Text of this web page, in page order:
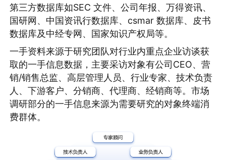
第三方数据库如SEC 文件、公司年报、万得资讯、
国研网、中国资讯行数据库、csmar 数据库、皮书
数据库及中经专网、国家知识产权局等。
一手资料来源于研究团队对行业内重点企业访谈获
取的一手信息数据，主要采访对象有公司CEO、营
销/销售总监、高层管理人员、行业专家、技术负责
人、下游客户、分销商、代理商、经销商等。市场
调研部分的一手信息来源为需要研究的对象终端消
费群体。